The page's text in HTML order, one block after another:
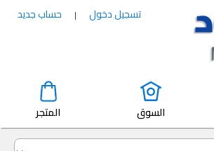
تسجيل دخول | حساب جديد
السوق المتجر